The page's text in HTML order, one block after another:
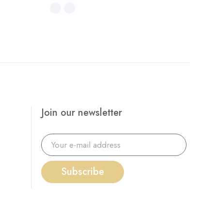
Join our newsletter
Subscribe